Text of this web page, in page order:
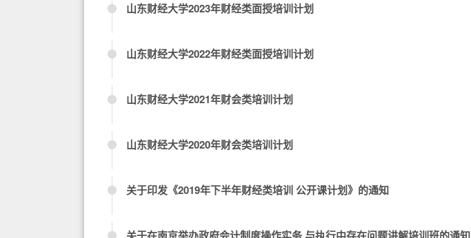
山东财经大学2023年财经类面授培训计划
山东财经大学2022年财经类面授培训计划
山东财经大学2021年财会类培训计划
山东财经大学2020年财会类培训计划
关于印发《2019年下半年财经类培训 公开课计划》的通知